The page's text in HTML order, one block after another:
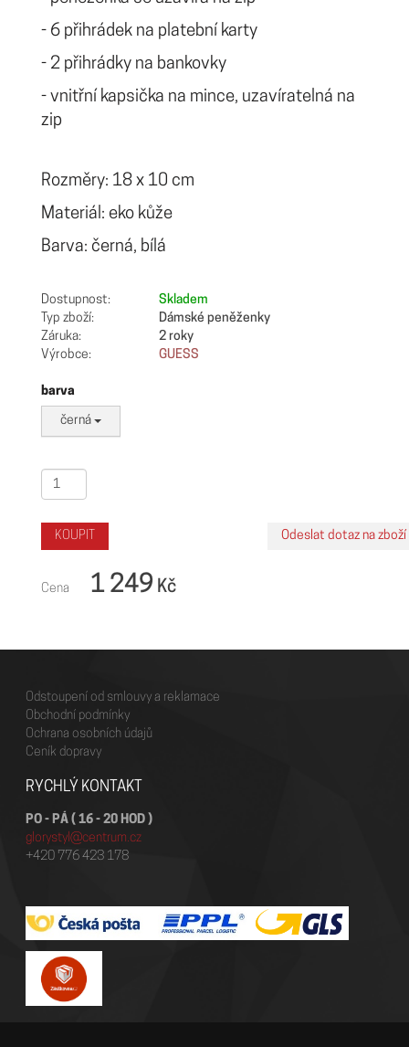
- 6 přihrádek na platební karty
- 2 přihrádky na bankovky
- vnitřní kapsička na mince, uzavíratelná na
zip
Rozměry: 18 x 10 cm
Materiál: eko kůže
Barva: černá, bílá
Dostupnost:
Skladem
Typ zboží:
Dámské peněženky
Záruka:
2 roky
Výrobce:
GUESS
barva
černá
Cena 1 249 Kč
Odstoupení od smlouvy a reklamace
Obchodní podmínky
Ochrana osobních údajů
Ceník dopravy
RYCHLÝ KONTAKT
PO - PÁ ( 16 - 20 HOD )
glorystyl@centrum.cz
+420 776 423 178